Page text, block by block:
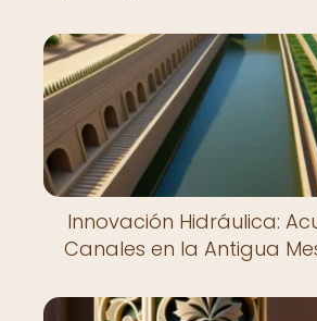
Innovación Hidráulica:
Canales en la Antigua